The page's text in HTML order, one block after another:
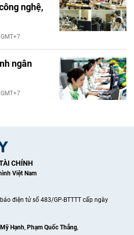
nghệ,
ngân
CHÍNH
Việt Nam
điện tử số 483/GP-BTTTT cấp ngày
Hạnh, Phạm Quốc Thắng,